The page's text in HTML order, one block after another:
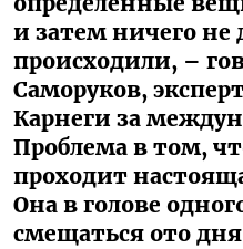
и затем ничего не
происходили, –
Саморуков,
Карнеги за
Проблема в том,
проходит
Она в голове
смещаться ото